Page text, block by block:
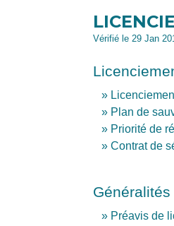
Vérifié le 29 Jan
Plan de
Priorité de
Contrat de
Généralités
Préavis de